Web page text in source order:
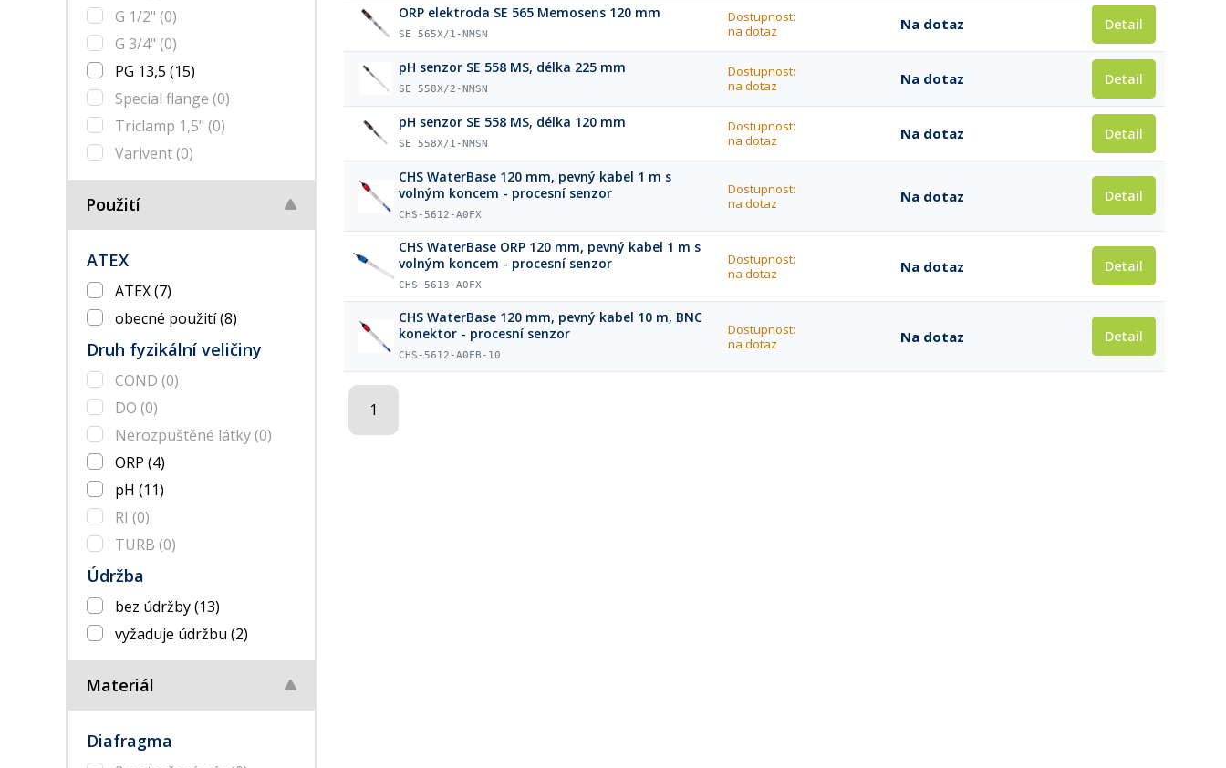
G 1/2" (0)
G 3/4" (0)
PG 13,5 (15)
Special flange (0)
Triclamp 1,5" (0)
Varivent(0)
Použití
ATEX
ATEX(7)
obecné použití(8)
Druh fyzikální veličiny
COND (0)
DO (0)
Nerozpuštěné látky(0)
ORP (4)
pH (11)
RI (0)
TURB (0)
Údržba
bez údržby(13)
vyžaduje údržbu (2)
Materiál
Diafragma
ORP elektroda SE 565 Memosens 120 mm
SE 565X/1-NMSN
Dostupnost:
na dotaz
Na dotaz Detail
pH senzor SE 558 MS, délka 225 mm
SE 558X/2-NMSN
Dostupnost:
na dotaz
Na dotaz Detail
pH senzor SE 558 MS, délka 120 mm
SE 558X/1-NMSN
Dostupnost:
na dotaz
Na dotaz Detail
CHS WaterBase 120 mm, pevný kabel 1 m s
volným koncem - procesní senzor
CHS-5612-A0FX
Dostupnost:
na dotaz
Na dotaz Detail
CHS WaterBase ORP 120 mm, pevný kabel 1 m s
volným koncem - procesní senzor
CHS-5613-A0FX
Dostupnost:
na dotaz
Na dotaz Detail
CHS WaterBase 120 mm, pevný kabel 10 m, BNC
konektor - procesní senzor
CHS-5612-A0FB-10
Dostupnost:
na dotaz
Na dotaz Detail
1